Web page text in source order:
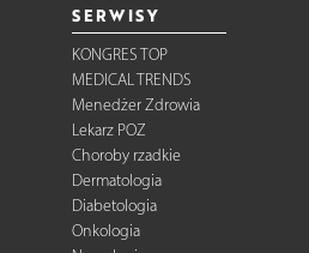
SERWISY
KONGRES TOP
MEDICAL TRENDS
Menedżer Zdrowia
Lekarz POZ
Choroby rzadkie
Dermatologia
Diabetologia
Onkologia